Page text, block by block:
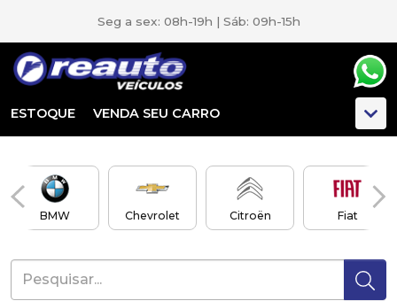
Seg a sex: 08h-19h | Sáb: 09h-15h
ESTOQUE VENDA SEU CARRO
BMW Chevrolet Citroën Fiat